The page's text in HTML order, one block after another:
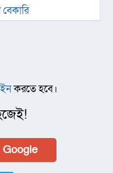
করতে হবে।
Google